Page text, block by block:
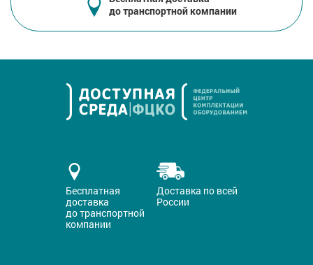
до транспортной компании
Бесплатная
доставка
до транспортной
компании
Доставка по всей
России